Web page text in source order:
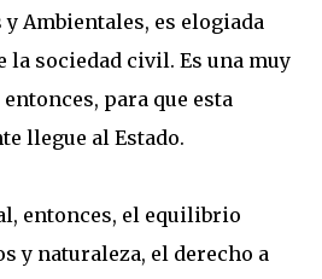
Ambientales, es elogiada
la sociedad civil. Es una muy
para que esta
llegue al Estado.
entonces, el equilibrio
y naturaleza, el derecho a